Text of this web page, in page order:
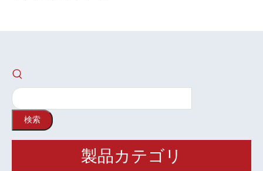
検索
製品カテゴリ